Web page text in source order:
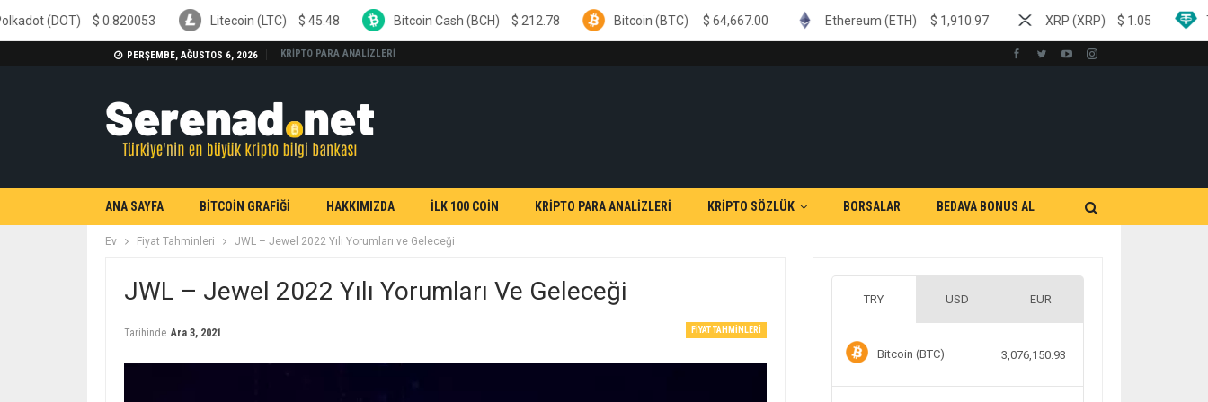
PERŞEMBE, AĞUSTOS 6, 2026 KRİPTO PARA ANALİZLERİ
ANA SAYFA BİTCOİN GRAFİĞİ HAKKIMIZDA İLK 100 COİN KRİPTO PARA ANALİZLERİ KRİPTO SÖZLÜK BORSALAR BEDAVA BONUS AL
Ev Fiyat Tahminleri JWL – Jewel 2022 Yılı Yorumları ve Geleceği
JWL – Jewel 2022 Yılı Yorumları Ve Geleceği
FIYAT TAHMINLERI
Tarihinde Ara 3, 2021
TRY USD EUR
Bitcoin (BTC) 3,076,150.93
$0.820053 Litecoin (LTC) $ 45.48 Bitcoin Cash (BCH) $ 212.78 Bitcoin (BTC) $64,667.00 Ethereum (ETH) $ 1,910.97 XRP (XRP) $ 1.05 Tether (USDT)